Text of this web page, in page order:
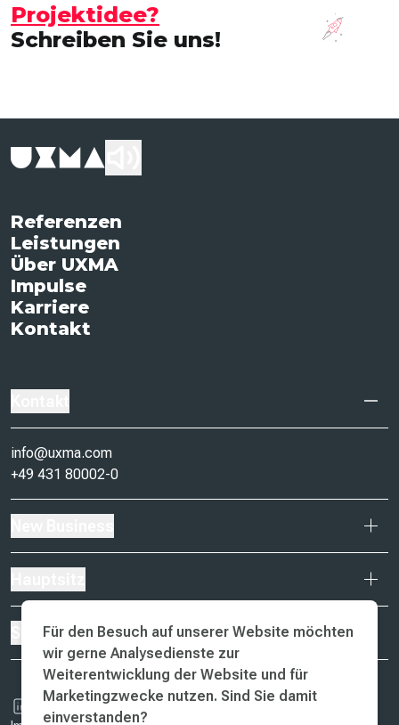
Projektidee?
Schreiben Sie uns!
Referenzen
Leistungen
Über UXMA
Impulse
Karriere
Kontakt
info@uxma.com
+49 431 80002-0
Standorte
Für den Besuch auf unserer Website möchten
wir gerne Analysedienste zur
Weiterentwicklung der Website und für
Marketingzwecke nutzen. Sind Sie damit
einverstanden?